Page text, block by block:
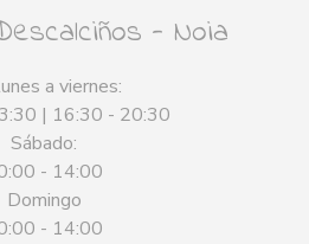
- Noia
a viernes:
| 16:30 - 20:30
Sábado:
- 14:00
Domingo
- 14:00